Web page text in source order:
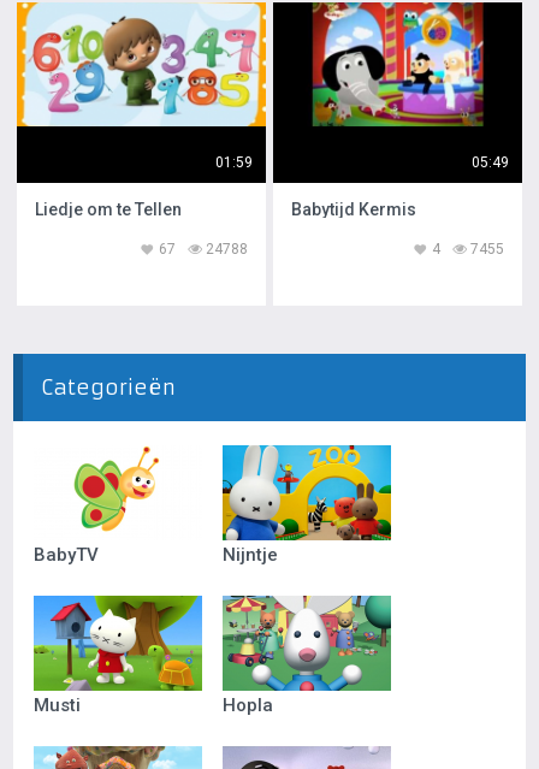
01:59
Liedje om te Tellen
24788
67
05:49
Babytijd Kermis
7455
4
Categorieën
BabyTV Nijntje
Musti Hopla